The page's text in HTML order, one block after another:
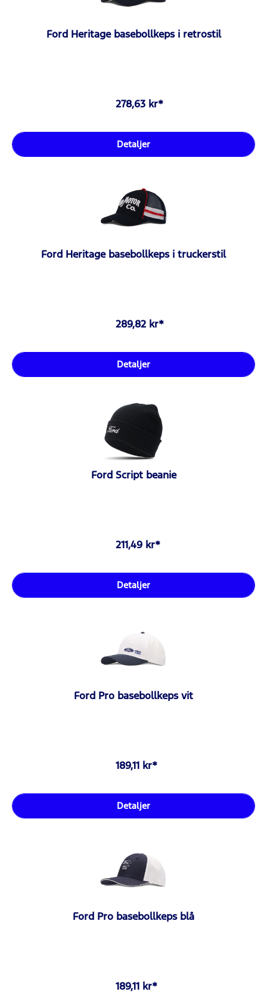
Ford Heritage basebollkeps i retrostil
278,63 kr*
Detaljer
Ford Heritage basebollkeps i truckerstil
289,82 kr*
Detaljer
Ford Script beanie
211,49 kr*
Detaljer
Ford Pro basebollkeps vit
189,11 kr*
Detaljer
Ford Pro basebollkeps blå
189,11 kr*